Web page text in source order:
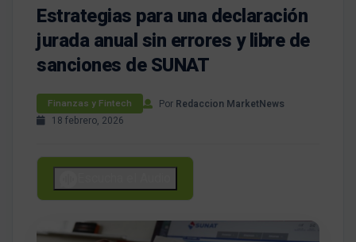
Estrategias para una declaración
jurada anual sin errores y libre de
sanciones de SUNAT
Finanzas y Fintech Por Redaccion MarketNews
18 febrero, 2026